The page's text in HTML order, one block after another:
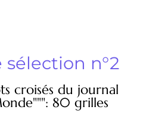
sélection n°2
croisés du journal
80 grilles